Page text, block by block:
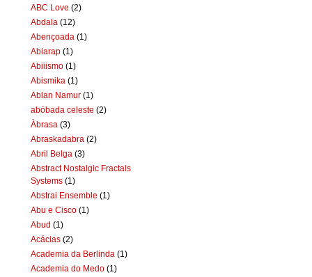
ABC Love (2)
Abdala (12)
Abençoada (1)
Abiarap (1)
Abiiismo (1)
Abismika (1)
Ablan Namur (1)
abóbada celeste (2)
Àbrasa (3)
Abraskadabra (2)
Abril Belga (3)
Abstract Nostalgic Fractals
Systems (1)
Abstrai Ensemble (1)
Abu e Cisco (1)
Abud (1)
Acácias (2)
Academia da Berlinda (1)
Academia do Medo (1)